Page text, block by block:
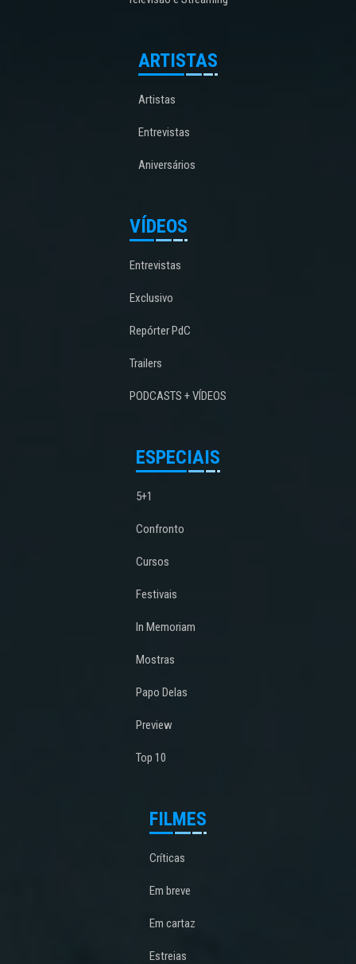
ARTISTAS
Artistas
Entrevistas
Aniversários
VÍDEOS
Entrevistas
Exclusivo
Repórter PdC
Trailers
PODCASTS + VÍDEOS
ESPECIAIS
5+1
Confronto
Cursos
Festivais
In Memoriam
Mostras
Papo Delas
Preview
Top 10
FILMES
Críticas
Em breve
Em cartaz
Estreias